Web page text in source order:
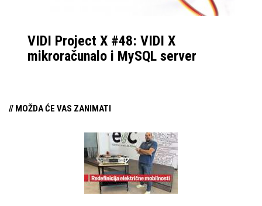
VIDI Project X #48: VIDI X
mikroračunalo i MySQL server
// MOŽDA ĆE VAS ZANIMATI